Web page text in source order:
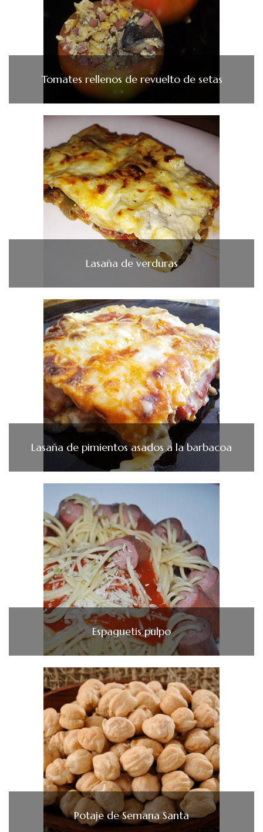
Tomates rellenos de revuelto de setas
Lasaña de verduras
Lasaña de pimientos asados a la barbacoa
Espaguetis pulpo
Potaje de Semana Santa